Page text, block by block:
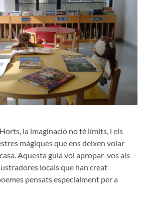
la imaginació no té límits, i els
màgiques que ens deixen volar
Aquesta guia vol apropar-vos als
locals que han creat
pensats especialment per a